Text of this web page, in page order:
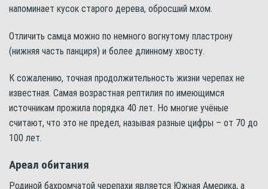
напоминает кусок старого дерева, обросший мхом.
Отличить самца можно по немного вогнутому пластрону
(нижняя часть панциря) и более длинному хвосту.
К сожалению, точная продолжительность жизни черепах не
известная. Самая возрастная рептилия по имеющимся
источникам прожила порядка 40 лет. Но многие учёные
считают, что это не предел, называя разные цифры – от 70 до
100 лет.
Ареал обитания
Родиной бахромчатой черепахи является Южная Америка, а